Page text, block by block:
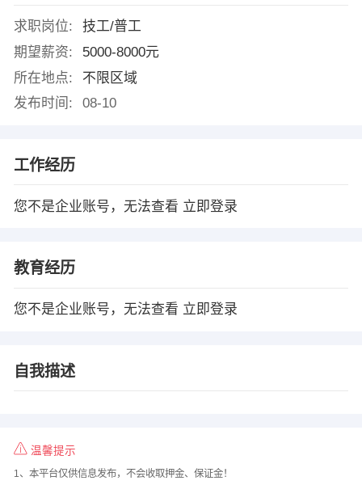
求职岗位:
技工/普工
期望薪资:
5000-8000元
所在地点:
不限区域
发布时间:
08-10
工作经历
您不是企业账号，无法查看 立即登录
教育经历
您不是企业账号，无法查看 立即登录
自我描述
温馨提示
1、本平台仅供信息发布，不会收取押金、保证金！